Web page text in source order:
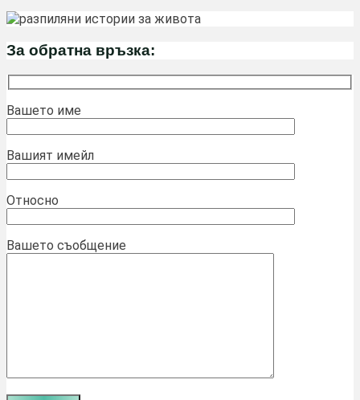
За обратна връзка:
Вашето име
Вашият имейл
Относно
Вашето съобщение